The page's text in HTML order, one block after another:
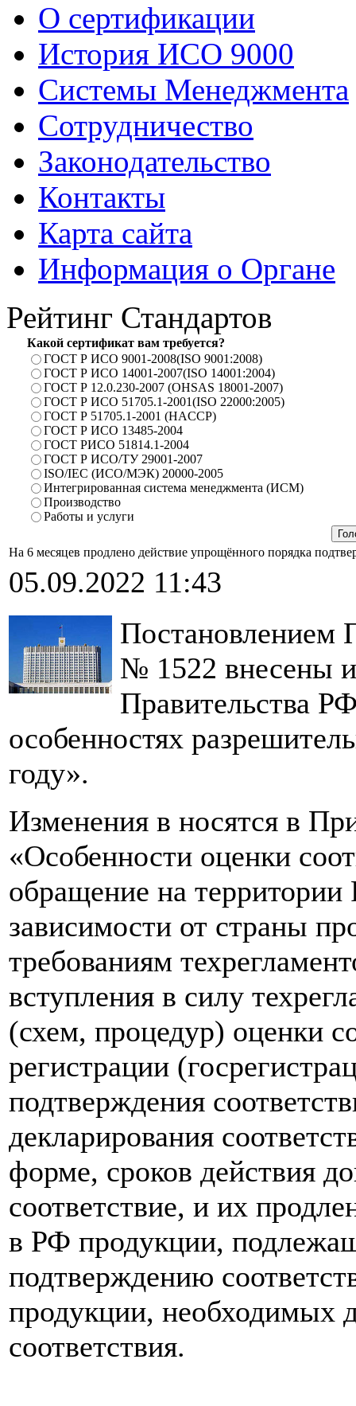
О сертификации
История ИСО 9000
Системы Менеджмента
Сотрудничество
Законодательство
Контакты
Карта сайта
Информация о Органе
Рейтинг Стандартов
Какой сертификат вам требуется?
ГОСТ Р ИСО 9001-2008(ISO 9001:2008)
ГОСТ Р ИСО 14001-2007(ISO 14001:2004)
ГОСТ Р 12.0.230-2007 (OHSAS 18001-2007)
ГОСТ Р ИСО 51705.1-2001(ISO 22000:2005)
ГОСТ Р 51705.1-2001 (HACCP)
ГОСТ Р ИСО 13485-2004
ГОСТ РИСО 51814.1-2004
ГОСТ Р ИСО/ТУ 29001-2007
ISO/IEC (ИСО/МЭК) 20000-2005
Интегрированная система менеджмента (ИСМ)
Производство
Работы и услуги
На 6 месяцев продлено действие упрощённого порядка
05.09.2022 11:43
Постановлением
№ 1522 внесены
Правительства
особенностях
году».
Изменения в носятся в
«Особенности оценки
обращение на
зависимости от страны
требованиям
вступления в силу
(схем, процедур) оценки
регистрации
подтверждения
декларирования
форме, сроков действия
соответствие, и их
в РФ продукции,
подтверждению
продукции, необходимых
соответствия.